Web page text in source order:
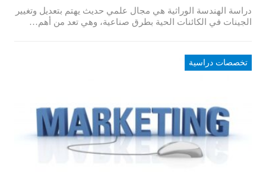
دراسة الهندسة الوراثية هي مجال علمي حديث يهتم بتعديل وتغيير
الجينات في الكائنات الحية بطرق صناعية، وهي تعد من أهم…
تخصصات دراسية